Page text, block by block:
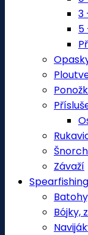
3
5
Závaží
Spearfishing
Bójky,